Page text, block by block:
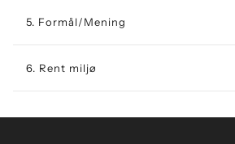
5. Formål/Mening
6. Rent miljø